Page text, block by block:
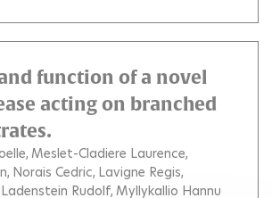
function of a novel
acting on branched
Meslet-Cladiere Laurence
Norais Cedric Lavigne Regis
Ladenstein Rudolf Myllykallio Hannu